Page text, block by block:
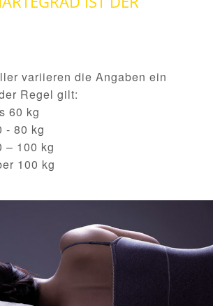
variieren die Angaben ein
Regel gilt:
60 kg
- 80 kg
– 100 kg
100 kg